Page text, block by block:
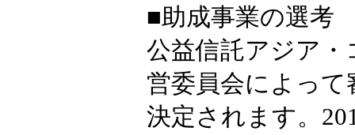
■助成事業の選考
公益信託アジア
営委員会によって
決定されます。